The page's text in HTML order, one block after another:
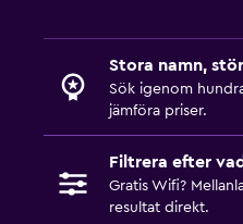
Stora namn,
Sök igenom
jämföra priser.
Filtrera efter
Gratis Wifi?
resultat direkt.